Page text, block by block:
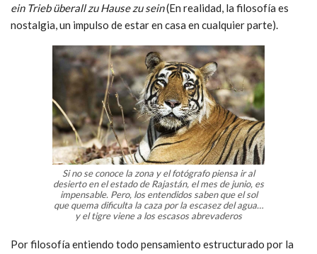
ein Trieb überall zu Hause zu sein(En realidad, la filosofía es
nostalgia, un impulso de estar en casa en cualquier parte).
Si no se conoce la zona y el fotógrafo piensa ir al
desierto en el estado de Rajastán, el mes de junio, es
impensable. Pero, los entendidos saben que el sol
que quema dificulta la caza por la escasez del agua…
y el tigre viene a los escasos abrevaderos
Por filosofía entiendo todo pensamiento estructurado por la